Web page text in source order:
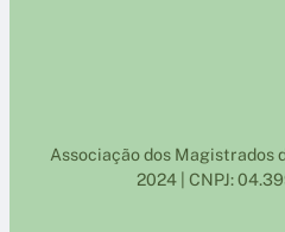
Associação dos Magistrados
2024 | CNPJ: